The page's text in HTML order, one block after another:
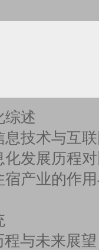
综述
息技术与互
发展历程
产业的作
程与未来展望